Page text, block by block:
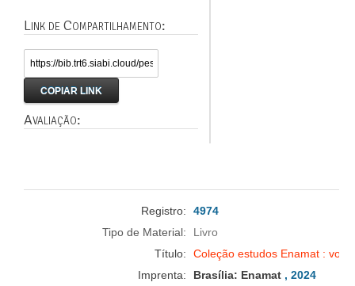
Link de Compartilhamento:
COPIAR LINK
Avaliação:
Registro:
4974
Tipo de Material:
Livro
Título:
Coleção estudos Enamat : vol.
Imprenta:
Brasília: Enamat , 2024